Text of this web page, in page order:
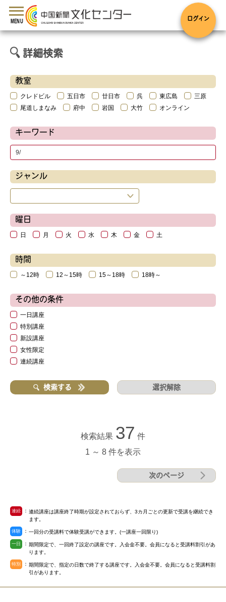
toggle
navigation
MENU ログイン
詳細検索
教室
クレドビル 五日市 廿日市 呉 東広島
三原
尾道しまなみ
府中 岩国 大竹 オンライン
キーワード
ジャンル
曜日
日 月 火 水 木 金 土
時間
～12時 12～15時 15～18時 18時～
その他の条件
一日講座
特別講座
新設講座
女性限定
連続講座
検索する 選択解除
検索結果 37 件
1 ～ 8 件を表示
次のページ
連続 ： 連続講座は講座終了時期が設定されておらず、3カ月ごとの更新で受講を継続でき
ます。
体験 ： 一回分の受講料で体験受講ができます。(一講座一回限り)
一日 ： 期間限定で、一回終了設定の講座です。入会金不要。会員になると受講料割引があ
ります。
特別 ： 期間限定で、指定の日数で終了する講座です。入会金不要。会員になると受講料割
引があります。